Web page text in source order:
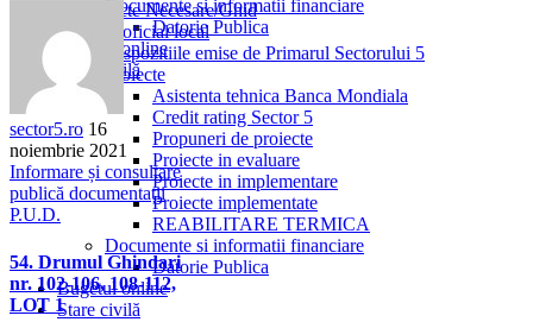
Documente si informatii financiare
Datorie Publica
Bugetul online
Stare civilă
Acte Necesare/Ghid
Monitor oficial local
Dispozitiile emise de Primarul Sectorului 5
Proiecte
Asistenta tehnica Banca Mondiala
Credit rating Sector 5
Propuneri de proiecte
Proiecte in evaluare
Proiecte in implementare
Proiecte implementate
REABILITARE TERMICA
Documente si informatii financiare
Datorie Publica
Bugetul online
Stare civilă
sector5.ro 16
noiembrie 2021
Informare și consultare
publică documentații
P.U.D.
54. Drumul Ghindari
nr. 102-106, 108-112,
LOT 1